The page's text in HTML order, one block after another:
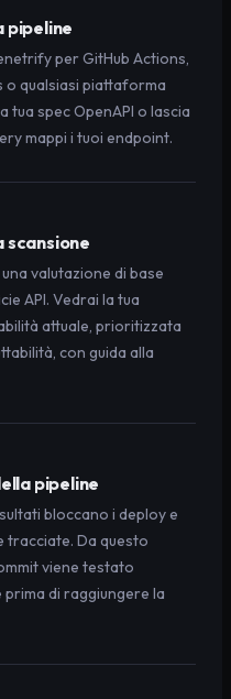
pipeline
per GitHub Actions,
o qualsiasi piattaforma
tua spec OpenAPI o lascia
mappi i tuoi endpoint.
scansione
valutazione di base
API. Vedrai la tua
attuale, prioritizzata
con guida alla
pipeline
bloccano i deploy e
tracciate. Da questo
viene testato
di raggiungere la